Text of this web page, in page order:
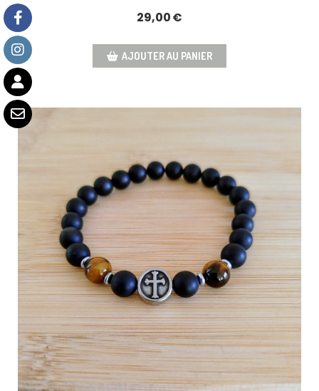
29,00€
AJOUTER AU PANIER